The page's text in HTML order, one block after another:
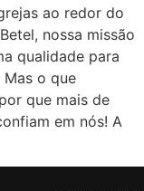
ao redor do
nossa missão
qualidade para
o que
que mais de
em nós! A